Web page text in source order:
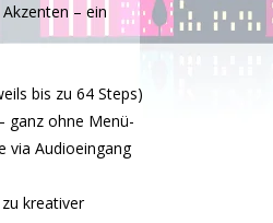
– ein
bis zu 64 Steps)
ganz ohne Menü-
via Audioeingang
kreativer